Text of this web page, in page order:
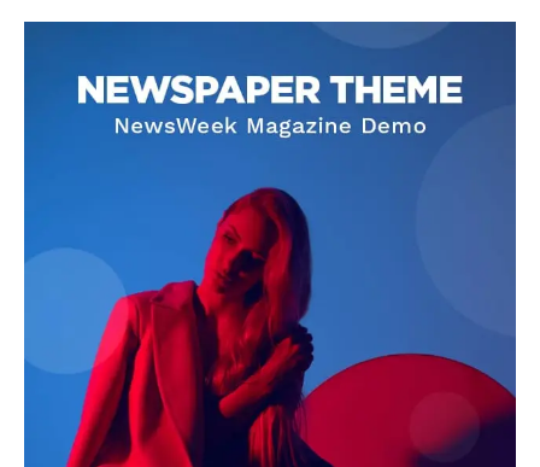
AIN NEWS 1
Contact Us
Privacy Policy
Terms of Use Agreement
Facebook
X WhatsApp
Share